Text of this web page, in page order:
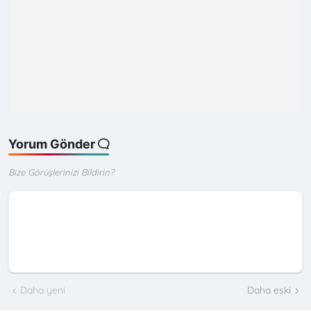
Yorum Gönder
Bize Görüşlerinizi Bildirin?
Daha yeni Daha eski